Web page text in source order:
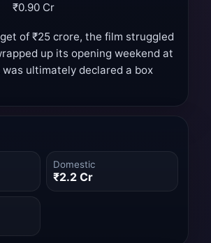
₹0.90 Cr
of ₹25 crore, the film struggled
up its opening weekend at
ultimately declared a box
Domestic
₹2.2 Cr